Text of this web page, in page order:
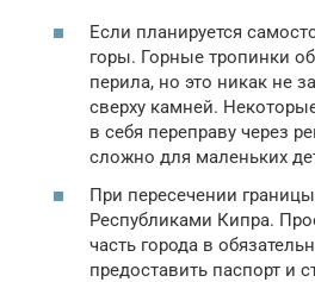
Если планируется
горы. Горные тропинки
перила, но это никак не
сверху камней.
в себя переправу через
сложно для маленьких
При пересечении
Республиками Кипра.
часть города в
предоставить паспорт и